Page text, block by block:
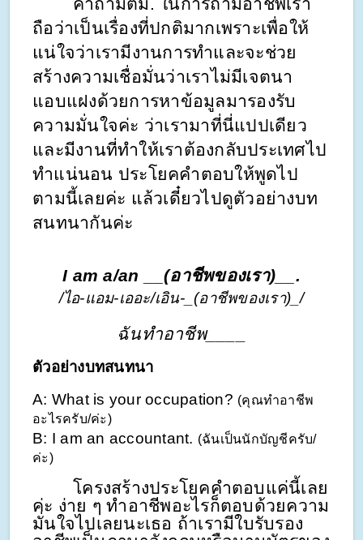
คำถามตม. ในการถามอาชีพเรา
ถือว่าเป็นเรื่องที่ปกติมากเพราะเพื่อให้
แน่ใจว่าเรามีงานการทำและจะช่วย
สร้างความเชื่อมั่นว่าเราไม่มีเจตนา
แอบแฝงด้วยการหาข้อมูลมารองรับ
ความมั่นใจค่ะ ว่าเรามาที่นี่แปปเดียว
และมีงานที่ทำให้เราต้องกลับประเทศไป
ทำแน่นอน ประโยคคำตอบให้พูดไป
ตามนี้เลยค่ะ แล้วเดี๋ยวไปดูตัวอย่างบท
สนทนากันค่ะ
I am a/an __(อาชีพของเรา)__.
/ไอ-แอม-เออะ/เอิน-_(อาชีพของเรา)_/
ฉันทำอาชีพ____
ตัวอย่างบทสนทนา
A: What is your occupation? (คุณทำอาชีพ
อะไรครับ/ค่ะ)
B: I am an accountant. (ฉันเป็นนักบัญชีครับ/
ค่ะ)
โครงสร้างประโยคคำตอบแค่นี้เลย
ค่ะ ง่าย ๆ ทำอาชีพอะไรก็ตอบด้วยความ
มั่นใจไปเลยนะเธอ ถ้าเรามีใบรับรอง